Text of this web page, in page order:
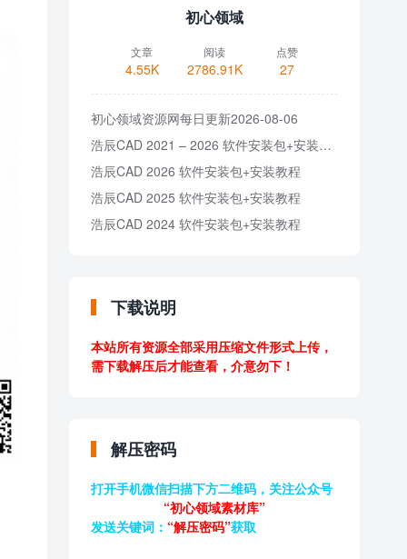
初心领域
文章
4.55K
阅读
2786.91K
点赞
27
初心领域资源网每日更新2026-08-06
浩辰CAD 2021 – 2026 软件安装包+安装教程
浩辰CAD 2026 软件安装包+安装教程
浩辰CAD 2025 软件安装包+安装教程
浩辰CAD 2024 软件安装包+安装教程
下载说明
本站所有资源全部采用压缩文件形式上传，
需下载解压后才能查看，介意勿下！
解压密码
打开手机微信扫描下方二维码，关注公众号
“初心领域素材库”
发送关键词： “解压密码”获取